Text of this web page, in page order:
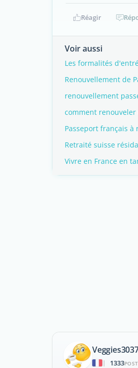
Réagir
Voir aussi
Les formalités
Renouvellement de
renouvellement
comment
Passeport français à
Retraité suisse
Vivre en France en
|
1333